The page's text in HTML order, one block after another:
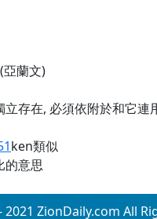
亞蘭文)
存在, 必須依附於和它連
ken類似
的意思
ZionDaily.com All